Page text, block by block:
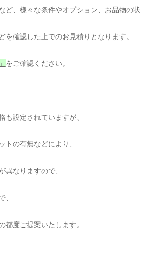
ど、様々な条件やオプション、お品物の状
を確認した上でのお見積りとなります。
をご確認ください。
も設定されていますが、
トの有無などにより、
異なりますので、
、
都度ご提案いたします。